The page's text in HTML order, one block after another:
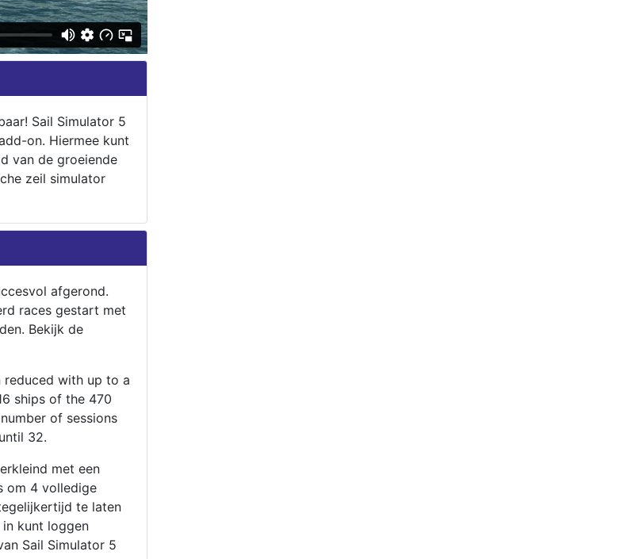
Sail Simulator 5
on. Hiermee kunt
van de groeiende
zeil simulator
afgerond.
races gestart met
Bekijk de
reduced with up to a
ships of the 470
of sessions
32.
met een
om 4 volledige
te laten
in kunt loggen
Sail Simulator 5